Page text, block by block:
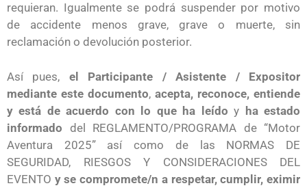
requieran. Igualmente se podrá suspender por motivo
de accidente menos grave, grave o muerte, sin
reclamación o devolución posterior.
Así pues, el Participante / Asistente / Expositor
mediante este documento, acepta, reconoce, entiende
y está de acuerdo con lo que ha leído y ha estado
informado del REGLAMENTO/PROGRAMA de “Motor
Aventura 2025” así como de las NORMAS DE
SEGURIDAD, RIESGOS Y CONSIDERACIONES DEL
EVENTO y se compromete/n a respetar, cumplir, eximir